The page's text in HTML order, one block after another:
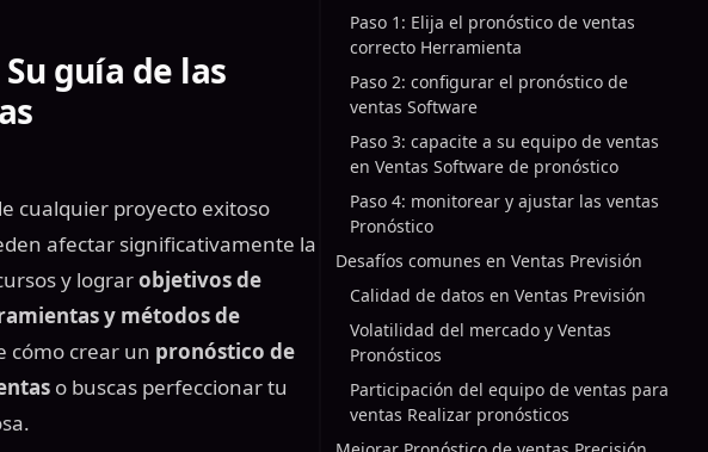
Su guía de las
cualquier proyecto exitoso
afectar significativamente la
y lograrobjetivos de
y métodos de
cómo crear un pronóstico de
o buscas perfeccionar tu
Paso 1: Elija el pronóstico de ventas
correcto Herramienta
Paso 2: configurar el pronóstico de
ventas Software
Paso 3: capacite a su equipo de ventas
en Ventas Software de pronóstico
Paso 4: monitorear y ajustar las ventas
Pronóstico
Desafíos comunes en Ventas Previsión
Calidad de datos en Ventas Previsión
Volatilidad del mercado y Ventas
Pronósticos
Participación del equipo de ventas para
ventas Realizar pronósticos